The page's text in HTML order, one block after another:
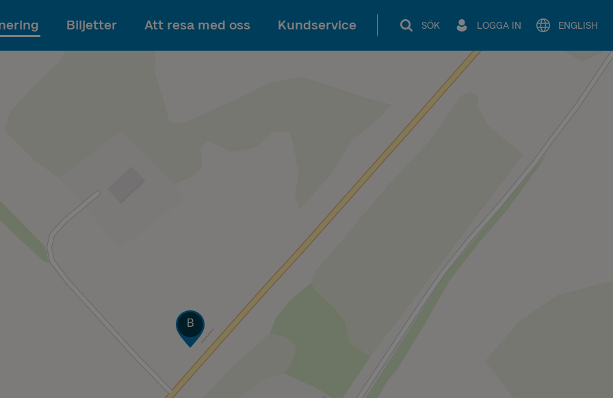
Till innehållet
Biljetter Att resa med oss Kundservice SÖK LOGGA IN ENGLISH
Läge
B